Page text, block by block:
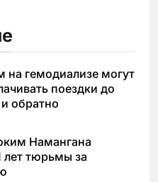
на гемодиализе могут
поездки до
обратно
Намангана
лет тюрьмы за